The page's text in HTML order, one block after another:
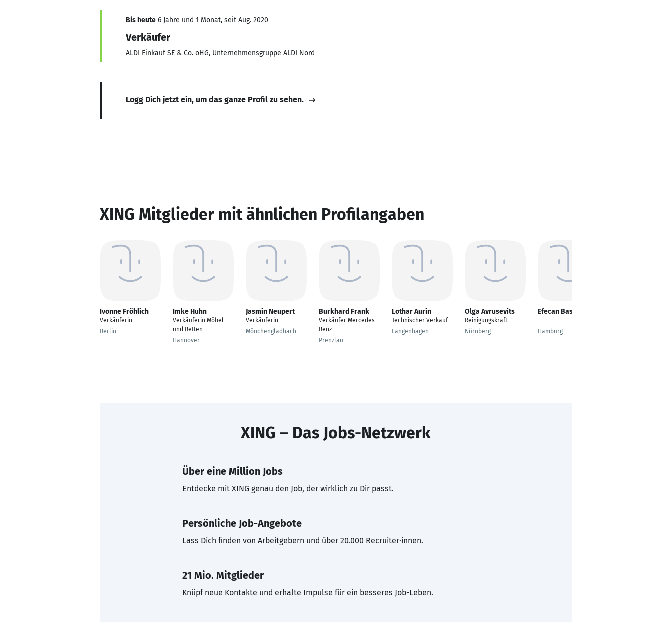
Bis heute 6 Jahre und 1 Monat, seit Aug. 2020
Verkäufer
ALDI Einkauf SE & Co. oHG, Unternehmensgruppe ALDI Nord
Logg Dich jetzt ein, um das ganze Profil zu sehen.
XING Mitglieder mit ähnlichen Profilangaben
Ivonne Fröhlich
Verkäuferin
Berlin
Imke Huhn
Verkäuferin Möbel
und Betten
Hannover
Jasmin Neupert
Verkäuferin
Mönchengladbach
Burkhard Frank
Verkäufer Mercedes
Benz
Prenzlau
Lothar Aurin
Technischer Verkauf
Langenhagen
Olga Avrusevits
Reinigungskraft
Nürnberg
Efecan Basbaba
---
Hamburg
XING – Das Jobs-Netzwerk
Über eine Million Jobs
Entdecke mit XING genau den Job, der wirklich zu Dir passt.
Persönliche Job-Angebote
Lass Dich finden von Arbeitgebern und über 20.000 Recruiter·innen.
21 Mio. Mitglieder
Knüpf neue Kontakte und erhalte Impulse für ein besseres Job-Leben.